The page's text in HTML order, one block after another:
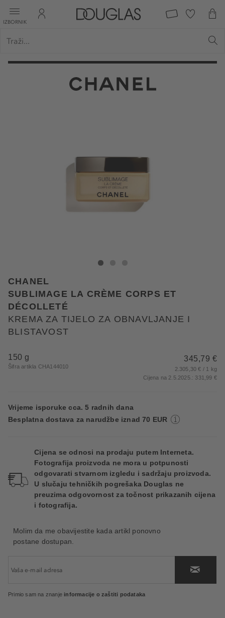
IZBORNIK
CHANEL KREMA ZA TIJELO ZA OBNAVLJANJE I
CHANEL
SUBLIMAGE LA CRÈME CORPS ET
DÉCOLLETÉ
KREMA ZA TIJELO ZA OBNAVLJANJE I
BLISTAVOST
150 g
Šifra artikla CHA144010
345,79 €
2.305,30 € / 1 kg
Cijena na 2.5.2025.: 331,99 €
Vrijeme isporuke cca. 5 radnih dana
Besplatna dostava za narudžbe iznad 70 EUR
Cijena se odnosi na prodaju putem Interneta.
Fotografija proizvoda ne mora u potpunosti
odgovarati stvarnom izgledu i sadržaju proizvoda.
U slučaju tehničkih pogrešaka Douglas ne
preuzima odgovornost za točnost prikazanih cijena
i fotografija.
Molim da me obavijestite kada artikl ponovno
postane dostupan.
Primio sam na znanje informacije o zaštiti podataka